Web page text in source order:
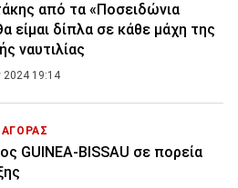
από τα «Ποσειδώνια
είμαι δίπλα σε κάθε μάχη της
ναυτιλίας
2024 19:14
GUINEA-BISSAU σε πορεία